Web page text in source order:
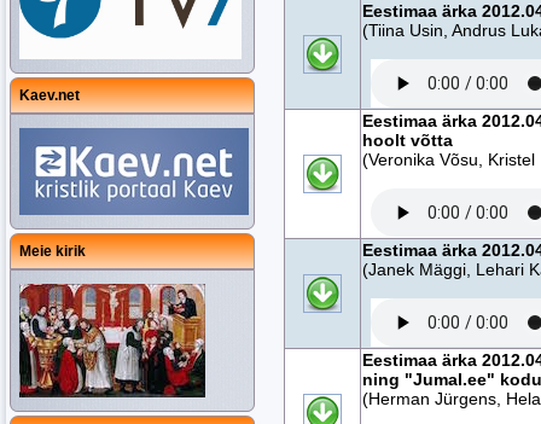
Kaev.net
Meie kirik
Eestimaa ärka
(Tiina Usin, Andrus
Eestimaa ärka
hoolt võtta
(Veronika Võsu,
Eestimaa ärka
(Janek Mäggi, Lehari
Eestimaa ärka
ning "Jumal.ee"
(Herman Jürgens,